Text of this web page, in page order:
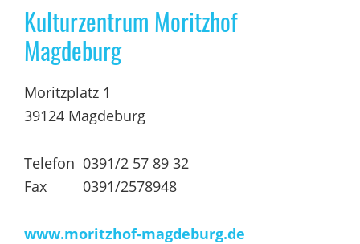
Kulturzentrum Moritzhof
Magdeburg
Moritzplatz 1
39124 Magdeburg
Telefon 0391/2 57 89 32
Fax 0391/2578948
www.moritzhof-magdeburg.de